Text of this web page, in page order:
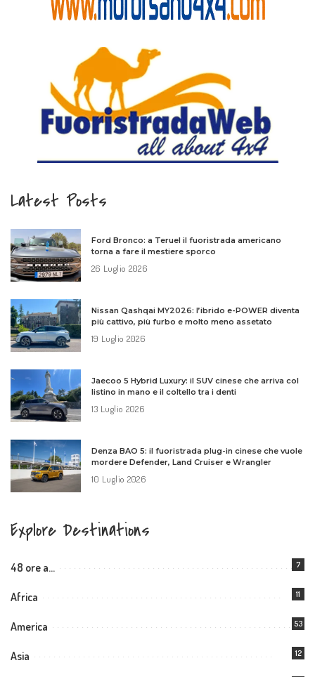
Latest Posts
Ford Bronco: a Teruel il fuoristrada americano
torna a fare il mestiere sporco
26 Luglio 2026
Nissan Qashqai MY2026: l’ibrido e-POWER diventa
più cattivo, più furbo e molto meno assetato
19 Luglio 2026
Jaecoo 5 Hybrid Luxury: il SUV cinese che arriva col
listino in mano e il coltello tra i denti
13 Luglio 2026
Denza BAO 5: il fuoristrada plug-in cinese che vuole
mordere Defender, Land Cruiser e Wrangler
10 Luglio 2026
Explore Destinations
48 ore a… 7
Africa 11
America 53
Asia 12